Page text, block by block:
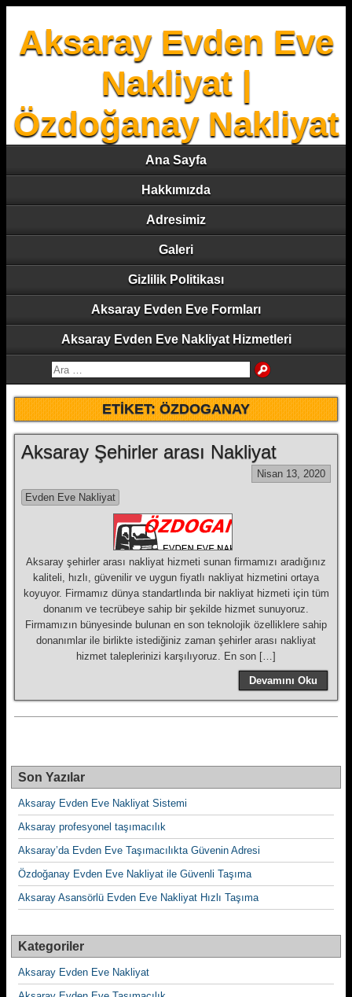
Aksaray Evden Eve
Nakliyat |
Özdoğanay Nakliyat
Ana Sayfa
Hakkımızda
Adresimiz
Galeri
Gizlilik Politikası
Aksaray Evden Eve Formları
Aksaray Evden Eve Nakliyat Hizmetleri
ETIKET:ÖZDOGANAY
Aksaray Şehirler arası Nakliyat
Nisan 13, 2020
Evden Eve Nakliyat
Aksaray şehirler arası nakliyat hizmeti sunan firmamızı aradığınız
kaliteli, hızlı, güvenilir ve uygun fiyatlı nakliyat hizmetini ortaya
koyuyor. Firmamız dünya standartlında bir nakliyat hizmeti için tüm
donanım ve tecrübeye sahip bir şekilde hizmet sunuyoruz.
Firmamızın bünyesinde bulunan en son teknolojik özelliklere sahip
donanımlar ile birlikte istediğiniz zaman şehirler arası nakliyat
hizmet taleplerinizi karşılıyoruz. En son […]
Devamını Oku
Son Yazılar
Aksaray Evden Eve Nakliyat Sistemi
Aksaray profesyonel taşımacılık
Aksaray’da Evden Eve Taşımacılıkta Güvenin Adresi
Özdoğanay Evden Eve Nakliyat ile Güvenli Taşıma
Aksaray Asansörlü Evden Eve Nakliyat Hızlı Taşıma
Kategoriler
Aksaray Evden Eve Nakliyat